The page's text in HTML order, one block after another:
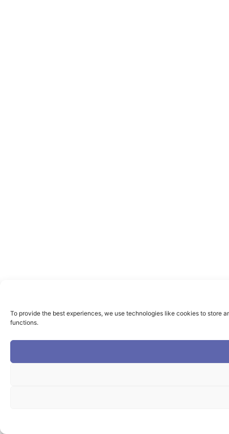
To provide the best experiences, we use technologies like cookies to store
functions.